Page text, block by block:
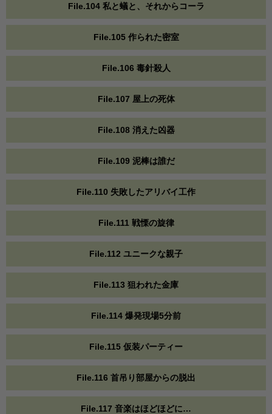
File.104 私と蟻と、それからコーラ
File.105 作られた密室
File.106 毒針殺人
File.107 屋上の死体
File.108 消えた凶器
File.109 泥棒は誰だ
File.110 失敗したアリバイ工作
File.111 戦慄の旋律
File.112 ユニークな親子
File.113 狙われた金庫
File.114 爆発現場5分前
File.115 仮装パーティー
File.116 首吊り部屋からの脱出
File.117 音楽はほどほどに…